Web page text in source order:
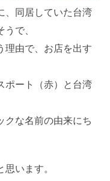
、同居していた台湾
で、
理由で、お店を出す
ート（赤）と台湾
クな名前の由来にち
います。